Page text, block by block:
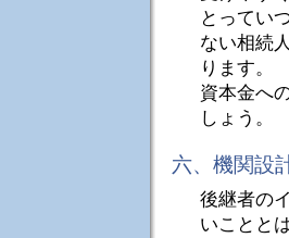
とってい
ない相続
ります。
資本金へ
しょう。
六、機関
後継者の
いことと